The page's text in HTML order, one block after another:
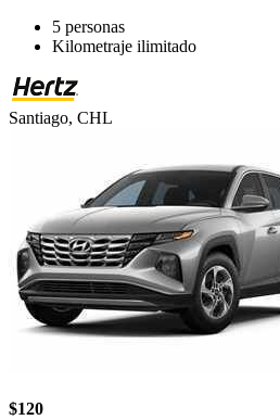
5 personas
Kilometraje ilimitado
Santiago, CHL
$120